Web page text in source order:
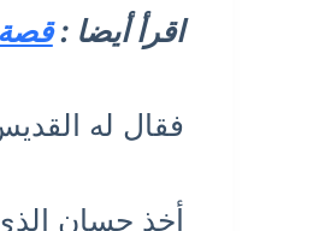
اقرأ أيضا :
فقال له
أخذ حسان